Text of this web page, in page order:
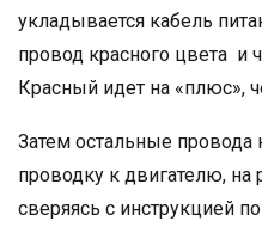
укладывается кабель
провод красного цвета и
Красный идет на «плюс»,
Затем остальные провода
проводку к двигателю, на
сверяясь с инструкцией